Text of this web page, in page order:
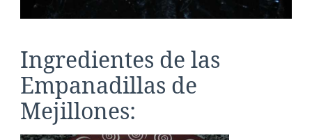
Ingredientes de las
Empanadillas de
Mejillones: